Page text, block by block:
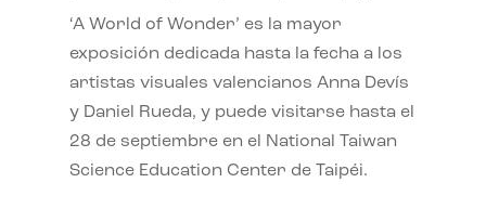
‘A World of Wonder’ es la mayor
exposición dedicada hasta la fecha a los
artistas visuales valencianos Anna Devís
y Daniel Rueda, y puede visitarse hasta el
28 de septiembre en el National Taiwan
Science Education Center de Taipéi.